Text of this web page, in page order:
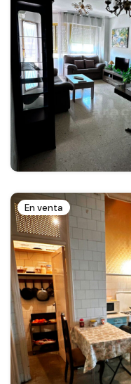
En venta